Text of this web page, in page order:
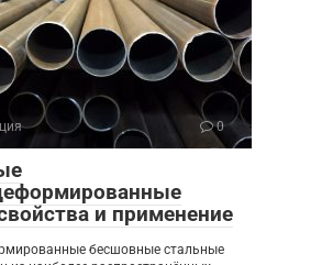
0
и применение
бесшовные стальные